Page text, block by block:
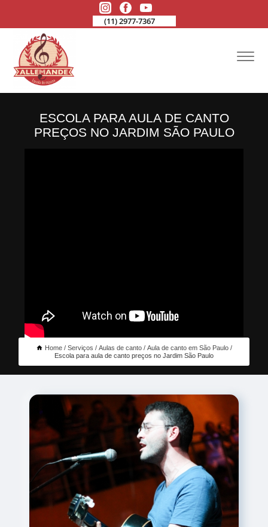
(11) 2977-7367
ESCOLA PARA AULA DE CANTO
PREÇOS NO JARDIM SÃO PAULO
Home Serviços Aulas de canto
Aula de canto em São Paulo
Escola para aula de canto preços no Jardim São Paulo